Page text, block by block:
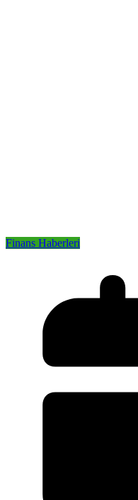
Finans Haberleri